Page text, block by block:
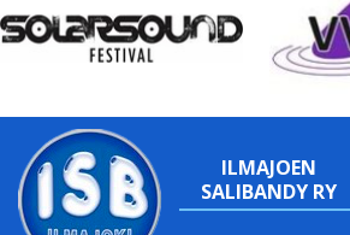
ILMAJOEN
SALIBANDY RY